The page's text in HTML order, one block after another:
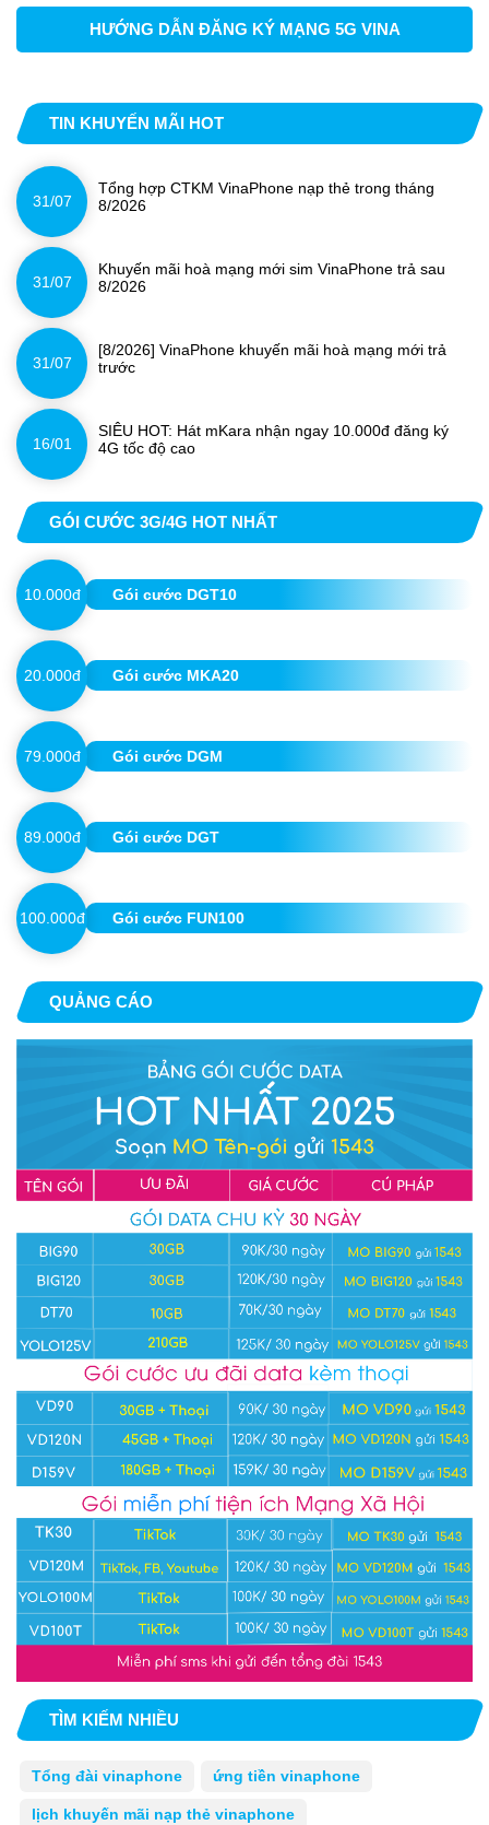
HƯỚNG DẪN ĐĂNG KÝ MẠNG 5G VINA
TIN KHUYẾN MÃI HOT
31/07
Tổng hợp CTKM VinaPhone nạp thẻ trong tháng
8/2026
31/07
Khuyến mãi hoà mạng mới sim VinaPhone trả sau
8/2026
31/07
[8/2026] VinaPhone khuyến mãi hoà mạng mới trả
trước
16/01
SIÊU HOT: Hát mKara nhận ngay 10.000đ đăng ký
4G tốc độ cao
GÓI CƯỚC 3G/4G HOT NHẤT
10.000đ Gói cước DGT10
20.000đ Gói cước MKA20
79.000đ Gói cước DGM
89.000đ Gói cước DGT
100.000đ Gói cước FUN100
QUẢNG CÁO
TÌM KIẾM NHIỀU
Tổng đài vinaphone ứng tiền vinaphone
lịch khuyến mãi nạp thẻ vinaphone